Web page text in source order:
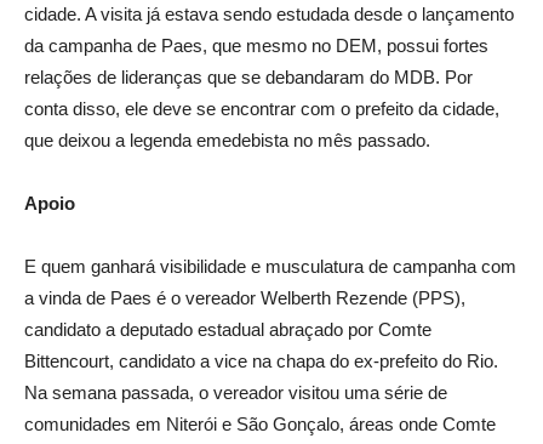
cidade. A visita já estava sendo estudada desde o lançamento
da campanha de Paes, que mesmo no DEM, possui fortes
relações de lideranças que se debandaram do MDB. Por
conta disso, ele deve se encontrar com o prefeito da cidade,
que deixou a legenda emedebista no mês passado.
Apoio
E quem ganhará visibilidade e musculatura de campanha com
a vinda de Paes é o vereador Welberth Rezende (PPS),
candidato a deputado estadual abraçado por Comte
Bittencourt, candidato a vice na chapa do ex-prefeito do Rio.
Na semana passada, o vereador visitou uma série de
comunidades em Niterói e São Gonçalo, áreas onde Comte